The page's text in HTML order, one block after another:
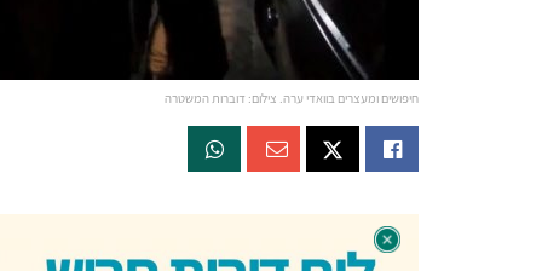
חיפושים ומעצרים בוואדי ערה. צילום: דוברות המשטרה